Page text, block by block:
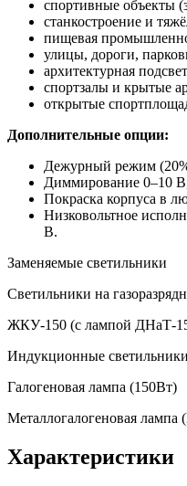
спортивные объекты
станкостроение и
пищевая
улицы, дороги,
архитектурная
спортзалы и крытые
открытые
Дополнительные опции:
Дежурный режим
Диммирование 0–10
Покраска корпуса в
Низковольтное
В.
Заменяемые светильники
Светильники на
ЖКУ-150 (с лампой ДНаТ-
Индукционные
Галогеновая лампа (150Вт)
Металлогалогеновая
Характеристики